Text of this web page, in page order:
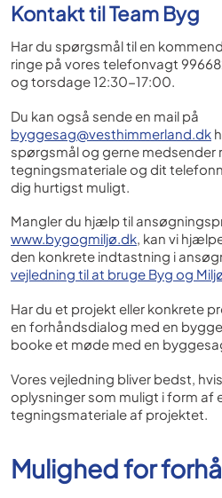
Kontakt til Team Byg
Har du spørgsmål til en
ringe på vores telefonvagt
og torsdage 12:30-17:00.
Du kan også sende en mail på
byggesag@vesthimmerland.dk
spørgsmål og gerne medsender
tegningsmateriale og dit
dig hurtigst muligt.
Mangler du hjælp til
www.bygogmiljø.dk, kan vi
den konkrete indtastning i
vejledning til at bruge Byg og
Har du et projekt eller konkrete
en forhåndsdialog med en
booke et møde med en
Vores vejledning bliver bedst,
oplysninger som muligt i form af
tegningsmateriale af projektet.
Mulighed for